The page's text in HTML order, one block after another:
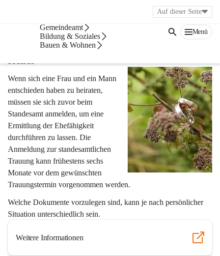
Gemeindeamt
Bildung & Soziales
Bauen & Wohnen
Menü
Auf dieser Seite
Heiraten
Heirat
Wenn sich eine Frau und ein Mann
entschieden haben zu heiraten,
müssen sie sich zuvor beim
Standesamt anmelden, um eine
Ermittlung der Ehefähigkeit
durchführen zu lassen. Die
Anmeldung zur standesamtlichen
Trauung kann frühestens sechs
Monate vor dem gewünschten
Trauungstermin vorgenommen werden.
Welche Dokumente vorzulegen sind, kann je nach persönlicher
Situation unterschiedlich sein.
Weitere Informationen